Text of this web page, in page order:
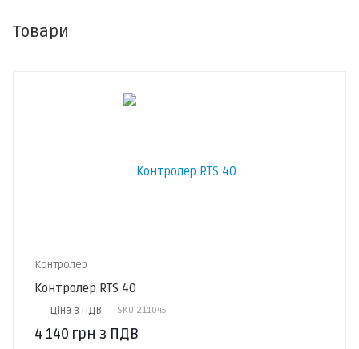
Товари
Контролер
Контролер RTS 40
Ціна з ПДВ SKU 211045
4 140 грн з ПДВ